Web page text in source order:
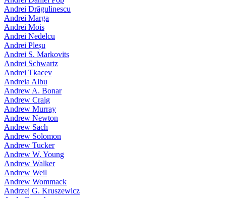
Andrei Drăgulinescu
Andrei Marga
Andrei Mois
Andrei Nedelcu
Andrei Pleșu
Andrei S. Markovits
Andrei Schwartz
Andrei Tkacev
Andreia Albu
Andrew A. Bonar
Andrew Craig
Andrew Murray
Andrew Newton
Andrew Sach
Andrew Solomon
Andrew Tucker
Andrew W. Young
Andrew Walker
Andrew Weil
Andrew Wommack
Andrzej G. Kruszewicz